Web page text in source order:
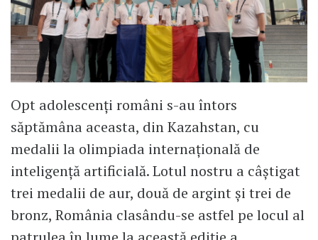
Opt adolescenți români s-au întors
săptămâna aceasta, din Kazahstan, cu
medalii la olimpiada internațională de
inteligență artificială. Lotul nostru a câștigat
trei medalii de aur, două de argint și trei de
bronz, România clasându-se astfel pe locul al